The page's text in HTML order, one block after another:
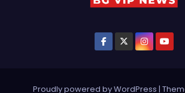
Proudly powered by WordPress |